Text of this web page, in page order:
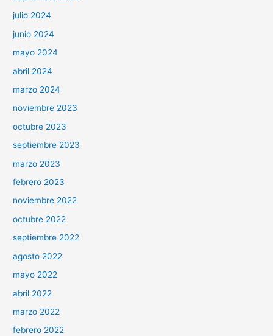
julio 2024
junio 2024
mayo 2024
abril 2024
marzo 2024
noviembre 2023
octubre 2023
septiembre 2023
marzo 2023
febrero 2023
noviembre 2022
octubre 2022
septiembre 2022
agosto 2022
mayo 2022
abril 2022
marzo 2022
febrero 2022